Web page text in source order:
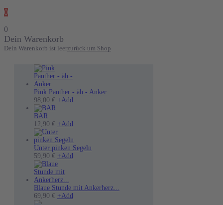
0
0
Dein Warenkorb
Dein Warenkorb ist leerzurück um Shop
Pink Panther - äh - Anker
98,00 € +Add
auf.
Die
Produktseite
BAR
12,90 € +Add
Unter pinken Segeln
59,90 € +Add
Varianten
Blaue Stunde mit Ankerherz...
69,90 € +Add